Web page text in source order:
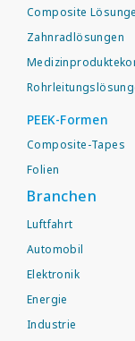
Composite
Zahnradlösungen
PEEK-Formen
Composite-Tapes
Folien
Branchen
Luftfahrt
Automobil
Elektronik
Energie
Industrie